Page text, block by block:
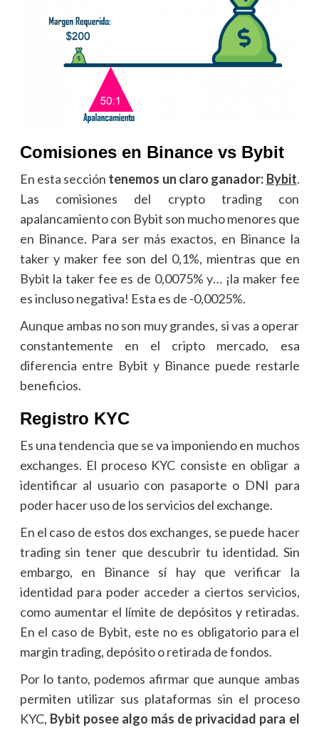
Comisiones en Binance vs Bybit
En esta sección tenemos un claro ganador: Bybit.
Las comisiones del crypto trading con
apalancamiento con Bybit son mucho menores que
en Binance. Para ser más exactos, en Binance la
taker y maker fee son del 0,1%, mientras que en
Bybit la taker fee es de 0,0075% y… ¡la maker fee
es incluso negativa! Esta es de -0,0025%.
Aunque ambas no son muy grandes, si vas a operar
constantemente en el cripto mercado, esa
diferencia entre Bybit y Binance puede restarle
beneficios.
Registro KYC
Es una tendencia que se va imponiendo en muchos
exchanges. El proceso KYC consiste en obligar a
identificar al usuario con pasaporte o DNI para
poder hacer uso de los servicios del exchange.
En el caso de estos dos exchanges, se puede hacer
trading sin tener que descubrir tu identidad. Sin
embargo, en Binance sí hay que verificar la
identidad para poder acceder a ciertos servicios,
como aumentar el límite de depósitos y retiradas.
En el caso de Bybit, este no es obligatorio para el
margin trading, depósito o retirada de fondos.
Por lo tanto, podemos afirmar que aunque ambas
permiten utilizar sus plataformas sin el proceso
KYC, Bybit posee algo más de privacidad para el